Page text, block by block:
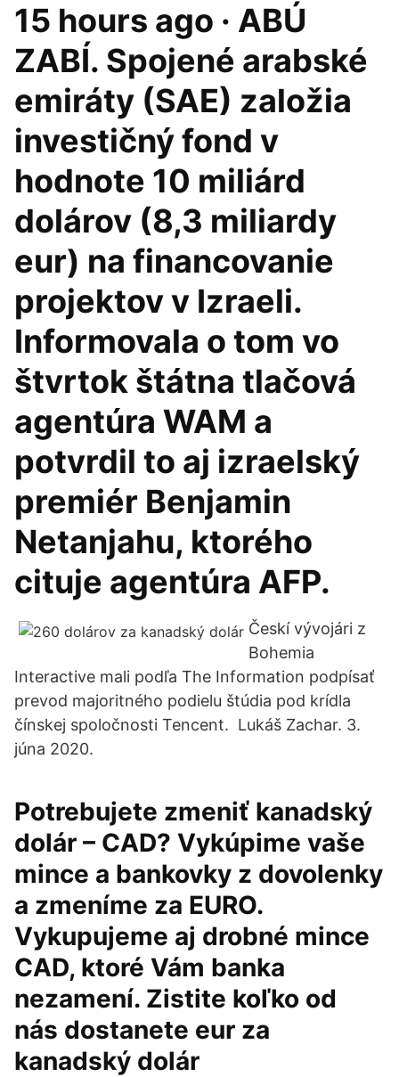
15 hours ago · ABÚ
ZABÍ. Spojené arabské
emiráty (SAE) založia
investičný fond v
hodnote 10 miliárd
dolárov (8,3 miliardy
eur) na financovanie
projektov v Izraeli.
Informovala o tom vo
štvrtok štátna tlačová
agentúra WAM a
potvrdil to aj izraelský
premiér Benjamin
Netanjahu, ktorého
cituje agentúra AFP.
Českí vývojári z
Bohemia
Interactive mali podľa The Information podpísať
prevod majoritného podielu štúdia pod krídla
čínskej spoločnosti Tencent. ‍ Lukáš Zachar. 3.
júna 2020.
Potrebujete zmeniť kanadský
dolár – CAD? Vykúpime vaše
mince a bankovky z dovolenky
a zmeníme za EURO.
Vykupujeme aj drobné mince
CAD, ktoré Vám banka
nezamení. Zistite koľko od
nás dostanete eur za
kanadský dolár